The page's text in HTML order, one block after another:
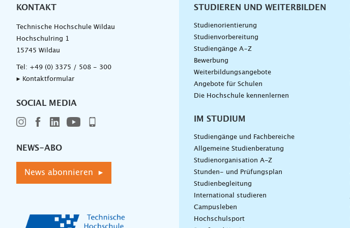
KONTAKT
Technische Hochschule Wildau
Hochschulring 1
15745 Wildau
Tel: +49 (0) 3375 / 508 - 300
▸ Kontaktformular
SOCIAL MEDIA
NEWS-ABO
News abonnieren ▸
Unternavigation
STUDIEREN UND WEITERBILDEN
Studienorientierung
Studienvorbereitung
Studiengänge A–Z
Bewerbung
Weiterbildungsangebote
Angebote für Schulen
Die Hochschule kennenlernen
IM STUDIUM
Studiengänge und Fachbereiche
Allgemeine Studienberatung
Studienorganisation A-Z
Stunden- und Prüfungsplan
Studienbegleitung
International studieren
Campusleben
Hochschulsport